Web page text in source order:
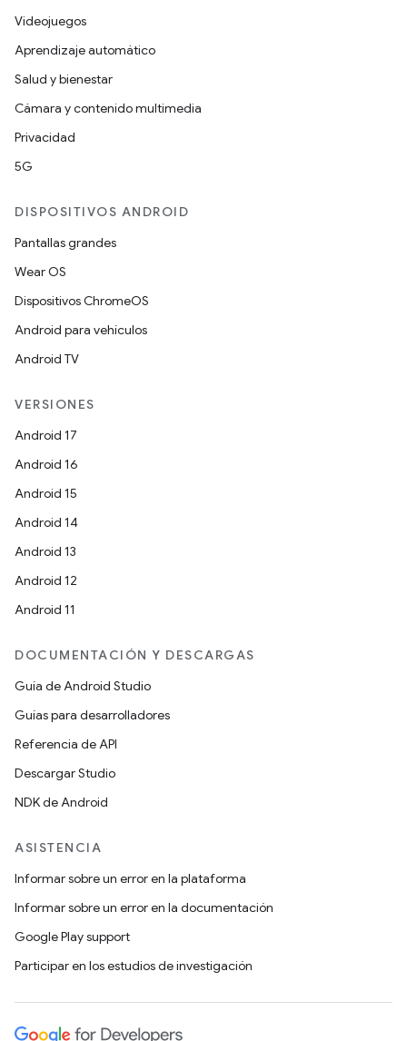
Videojuegos
Aprendizaje automático
Salud y bienestar
Cámara y contenido multimedia
Privacidad
5G
DISPOSITIVOS ANDROID
Pantallas grandes
Wear OS
Dispositivos ChromeOS
Android para vehículos
Android TV
VERSIONES
Android 17
Android 16
Android 15
Android 14
Android 13
Android 12
Android 11
DOCUMENTACIÓN Y DESCARGAS
Guía de Android Studio
Guías para desarrolladores
Referencia de API
Descargar Studio
NDK de Android
ASISTENCIA
Informar sobre un error en la plataforma
Informar sobre un error en la documentación
Google Play support
Participar en los estudios de investigación